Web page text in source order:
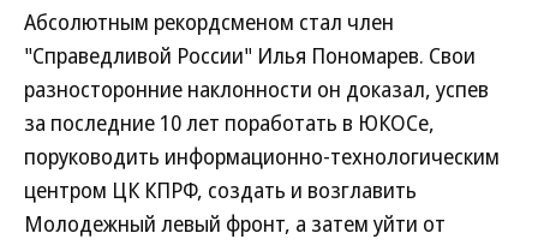
Абсолютным рекордсменом стал член
"Справедливой России" Илья Пономарев. Свои
разносторонние наклонности он доказал, успев
за последние 10 лет поработать в ЮКОСе,
поруководить информационно-технологическим
центром ЦК КПРФ, создать и возглавить
Молодежный левый фронт, а затем уйти от